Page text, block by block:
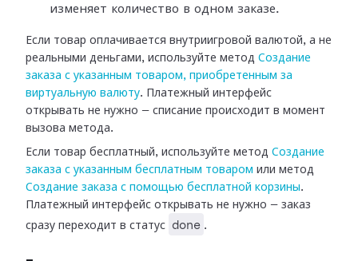
изменяет количество в одном заказе.
Если товар оплачивается внутриигровой валютой, а не
реальными деньгами, используйте метод Создание
заказа с указанным товаром, приобретенным за
виртуальную валюту. Платежный интерфейс
открывать не нужно — списание происходит в момент
вызова метода.
Если товар бесплатный, используйте метод Создание
заказа с указанным бесплатным товаром или метод
Создание заказа с помощью бесплатной корзины.
Платежный интерфейс открывать не нужно — заказ
сразу переходит в статус
done .